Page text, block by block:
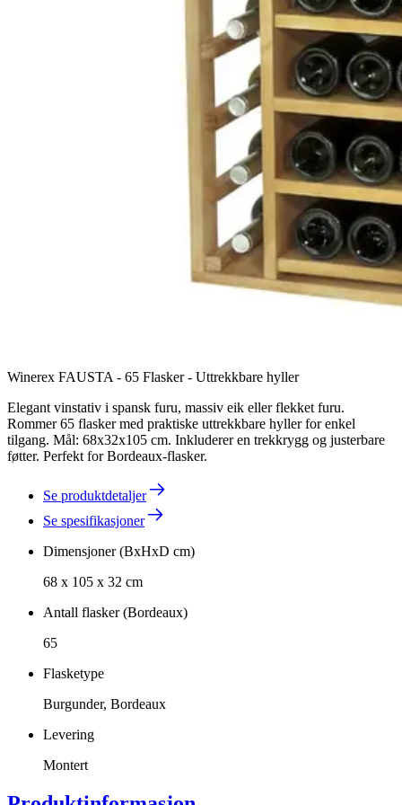
Winerex FAUSTA - 65 Flasker - Uttrekkbare hyller
Elegant vinstativ i spansk furu, massiv eik eller flekket furu.
Rommer 65 flasker med praktiske uttrekkbare hyller for enkel
tilgang. Mål: 68x32x105 cm. Inkluderer en trekkrygg og justerbare
føtter. Perfekt for Bordeaux-flasker.
Se produktdetaljer
Se spesifikasjoner
Dimensjoner (BxHxD cm)
68 x 105 x 32 cm
Antall flasker (Bordeaux)
65
Flasketype
Burgunder, Bordeaux
Levering
Montert